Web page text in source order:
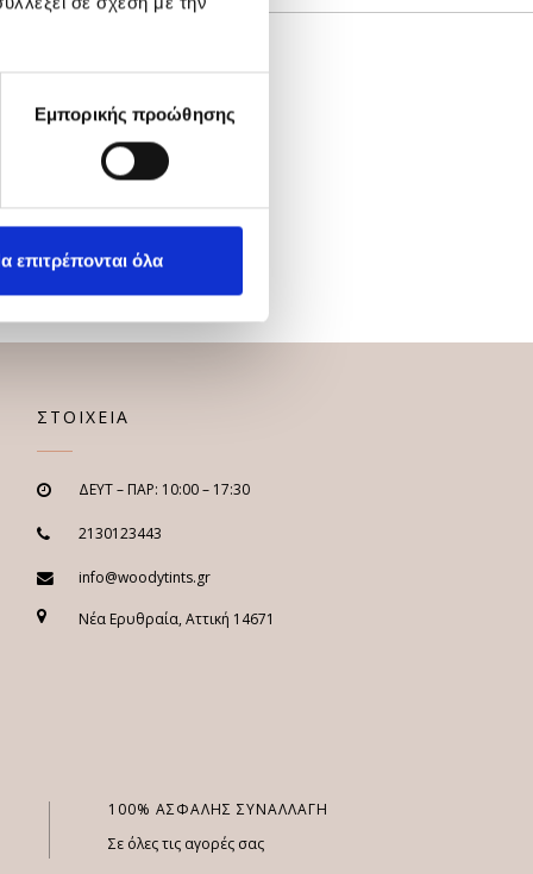
Εμπορικής προώθησης
επιτρέπονται όλα
ΣΤΟΙΧΕΙΑ
ΔΕΥΤ – ΠΑΡ: 10:00 – 17:30
2130123443
info@woodytints.gr
Νέα Ερυθραία, Αττική 14671
100% ΑΣΦΑΛΗΣ ΣΥΝΑΛΛΑΓΗ
Σε όλες τις αγορές σας